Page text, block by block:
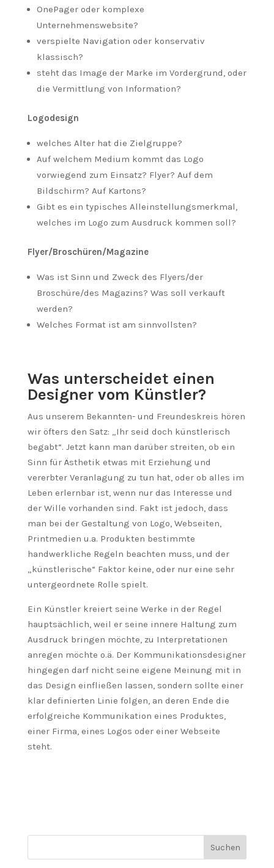
OnePager oder komplexe
Unternehmenswebsite?
verspielte Navigation oder konservativ
klassisch?
steht das Image der Marke im Vordergrund, oder
die Vermittlung von Information?
Logodesign
welches Alter hat die Zielgruppe?
Auf welchem Medium kommt das Logo
vorwiegend zum Einsatz? Flyer? Auf dem
Bildschirm? Auf Kartons?
Gibt es ein typisches Alleinstellungsmerkmal,
welches im Logo zum Ausdruck kommen soll?
Flyer/Broschüren/Magazine
Was ist Sinn und Zweck des Flyers/der
Broschüre/des Magazins? Was soll verkauft
werden?
Welches Format ist am sinnvollsten?
Was unterscheidet einen
Designer vom Künstler?
Aus unserem Bekannten- und Freundeskreis hören
wir öfters den Satz: „Ihr seid doch künstlerisch
begabt“. Jetzt kann man darüber streiten, ob ein
Sinn für Ästhetik etwas mit Erziehung und
vererbter Veranlagung zu tun hat, oder ob alles im
Leben erlernbar ist, wenn nur das Interesse und
der Wille vorhanden sind. Fakt ist jedoch, dass
man bei der Gestaltung von Logo, Webseiten,
Printmedien u.a. Produkten bestimmte
handwerkliche Regeln beachten muss, und der
„künstlerische“ Faktor keine, oder nur eine sehr
untergeordnete Rolle spielt.
Ein Künstler kreiert seine Werke in der Regel
hauptsächlich, weil er seine innere Haltung zum
Ausdruck bringen möchte, zu Interpretationen
anregen möchte o.ä. Der Kommunikationsdesigner
hingegen darf nicht seine eigene Meinung mit in
das Design einfließen lassen, sondern sollte einer
klar definierten Linie folgen, an deren Ende die
erfolgreiche Kommunikation eines Produktes,
einer Firma, eines Logos oder einer Webseite
steht.